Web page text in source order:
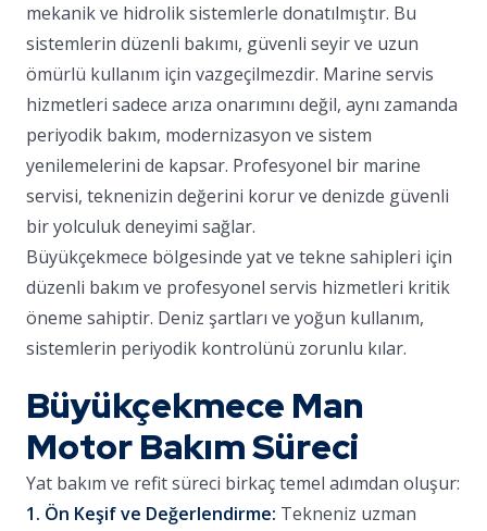
mekanik ve hidrolik sistemlerle donatılmıştır. Bu
sistemlerin düzenli bakımı, güvenli seyir ve uzun
ömürlü kullanım için vazgeçilmezdir. Marine servis
hizmetleri sadece arıza onarımını değil, aynı zamanda
periyodik bakım, modernizasyon ve sistem
yenilemelerini de kapsar. Profesyonel bir marine
servisi, teknenizin değerini korur ve denizde güvenli
bir yolculuk deneyimi sağlar.
Büyükçekmece bölgesinde yat ve tekne sahipleri için
düzenli bakım ve profesyonel servis hizmetleri kritik
öneme sahiptir. Deniz şartları ve yoğun kullanım,
sistemlerin periyodik kontrolünü zorunlu kılar.
Büyükçekmece Man
Motor Bakım Süreci
Yat bakım ve refit süreci birkaç temel adımdan oluşur:
1. Ön Keşif ve Değerlendirme: Tekneniz uzman